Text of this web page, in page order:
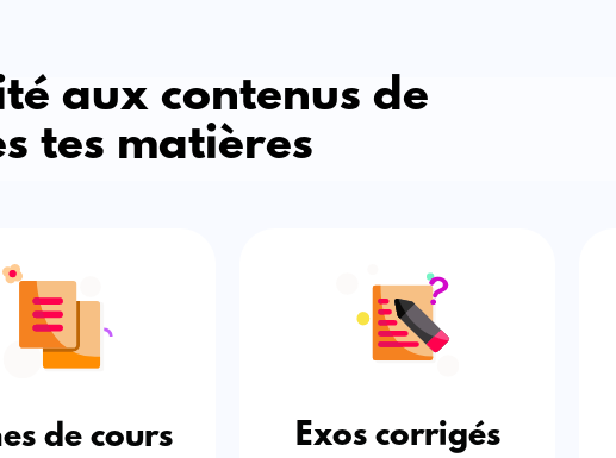
aux contenus de
tes matières
de cours Exos corrigés